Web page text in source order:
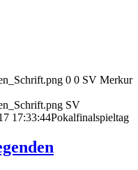
0 0 SV Merkur
SV
17:33:44Pokalfinalspieltag